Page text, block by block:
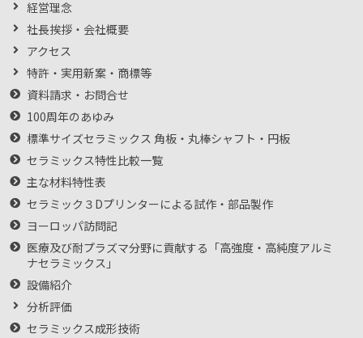
経営理念
社長挨拶・会社概要
アクセス
特許・実用新案・商標等
資料請求・お問合せ
100周年のあゆみ
標準サイズセラミックス 角板・丸棒シャフト・円板
セラミックス特性比較一覧
主な材料特性表
セラミック３Dプリンターによる試作・部品製作
ヨーロッパ訪問記
医療及び耐プラズマ分野に貢献する「高強度・高純度アルミ
ナセラミックス」
設備紹介
分析評価
セラミックス成形技術